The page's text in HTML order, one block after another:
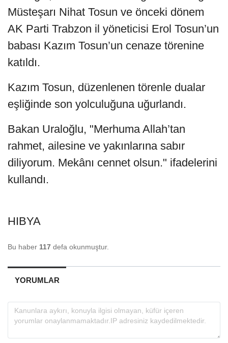
Müsteşarı Nihat Tosun ve önceki dönem
AK Parti Trabzon il yöneticisi Erol Tosun’un
babası Kazım Tosun’un cenaze törenine
katıldı.
Kazım Tosun, düzenlenen törenle dualar
eşliğinde son yolculuğuna uğurlandı.
Bakan Uraloğlu, "Merhuma Allah’tan
rahmet, ailesine ve yakınlarına sabır
diliyorum. Mekânı cennet olsun." ifadelerini
kullandı.
HIBYA
Bu haber 117 defa okunmuştur.
YORUMLAR